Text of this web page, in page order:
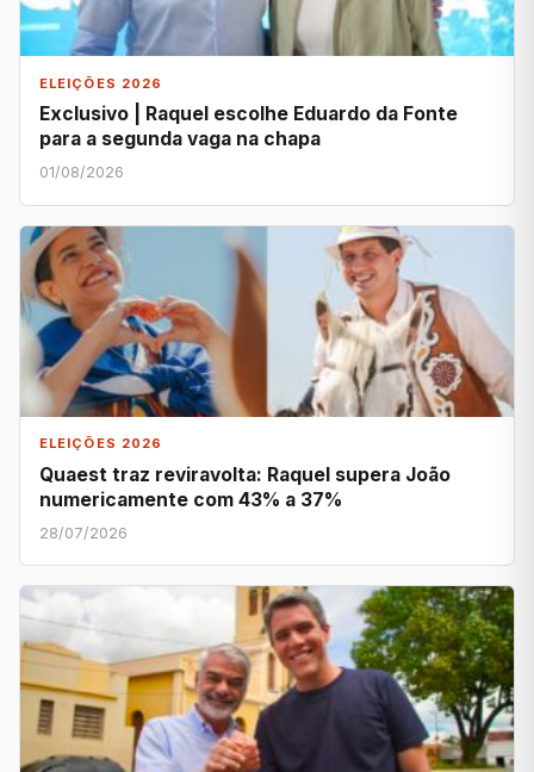
ELEIÇÕES 2026
Exclusivo | Raquel escolhe Eduardo da Fonte
para a segunda vaga na chapa
01/08/2026
ELEIÇÕES 2026
Quaest traz reviravolta: Raquel supera João
numericamente com 43% a 37%
28/07/2026